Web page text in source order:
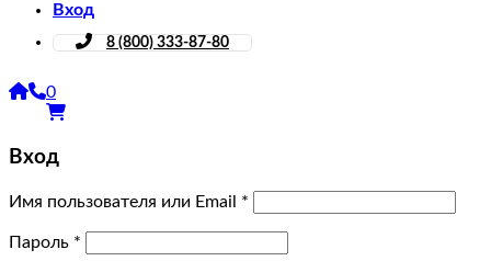
Вход
8 (800) 333-87-80
0
Вход
Имя пользователя или Email *
Пароль *